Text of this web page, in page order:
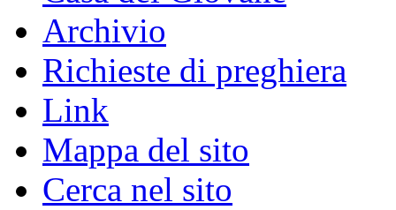
Archivio
Richieste di preghiera
Link
Mappa del sito
Cerca nel sito